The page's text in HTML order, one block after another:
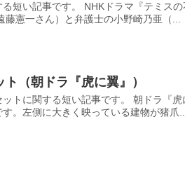
る短い記事です。 NHKドラマ『テミス
藤憲一さん）と弁護士の小野崎乃亜（...
（朝ドラ『虎に翼』）
トに関する短い記事です。 朝ドラ『
。左側に大きく映っている建物が猪爪